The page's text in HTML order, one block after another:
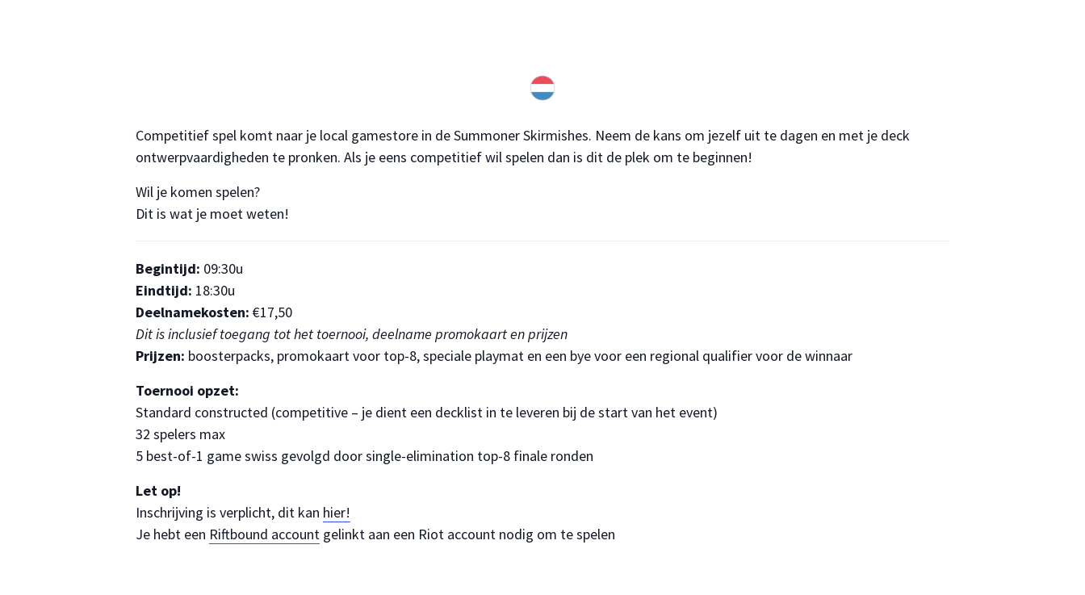
Competitief spel komt naar je local gamestore in de Summoner Skirmishes. Neem de kans om jezelf uit te dagen en met je deck
ontwerpvaardigheden te pronken. Als je eens competitief wil spelen dan is dit de plek om te beginnen!
Wil je komen spelen?
Dit is wat je moet weten!
Begintijd: 09:30u
Eindtijd: 18:30u
Deelnamekosten: €17,50
Dit is inclusief toegang tot het toernooi, deelname promokaart en prijzen
Prijzen: boosterpacks, promokaart voor top-8, speciale playmat en een bye voor een regional qualifier voor de winnaar
Toernooi opzet:
Standard constructed (competitive – je dient een decklist in te leveren bij de start van het event)
32 spelers max
5 best-of-1 game swiss gevolgd door single-elimination top-8 finale ronden
Let op!
Inschrijving is verplicht, dit kan hier!
Je hebt een Riftbound account gelinkt aan een Riot account nodig om te spelen